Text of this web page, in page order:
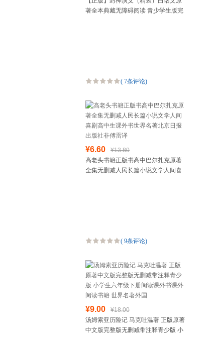
著全本典藏无障碍阅读 青少学生版完
( 7条评论)
¥6.60
¥13.80
高老头书籍正版书高中巴尔扎克原著
全集无删减人民长篇小说文学人间喜
( 9条评论)
¥9.00
¥18.00
汤姆索亚历险记 马克吐温著 正版原著
中文版完整版无删减带注释青少版 小